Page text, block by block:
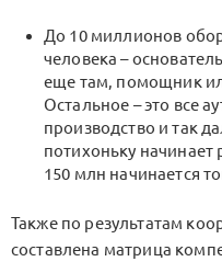
До 10 миллионов
человека –
еще там, помощник
Остальное – это все
производство и так
потихоньку начинает
150 млн начинается
Также по результатам
составлена матрица